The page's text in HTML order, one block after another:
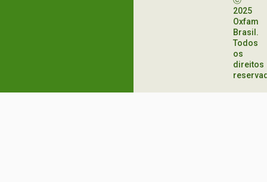
2025
Oxfam
Brasil.
Todos
os
direitos